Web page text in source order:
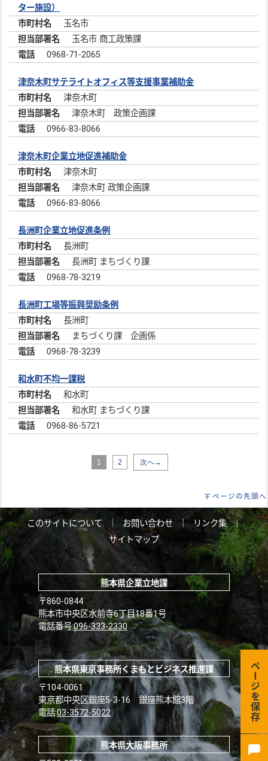
ター施設）
玉名市
玉名市 商工政策課
0968-71-2065
津奈木町サテライトオフィス等支援事業補助金
津奈木町
津奈木町 政策企画課
0966-83-8066
津奈木町企業立地促進補助金
津奈木町
津奈木町 政策企画課
0966-83-8066
長洲町企業立地促進条例
長洲町
長洲町 まちづくり課
0968-78-3219
長洲町工場等振興奨励条例
長洲町
まちづくり課 企画係
0968-78-3239
和水町不均一課税
和水町
和水町 まちづくり課
0968-86-5721
1 2 次へ→
ページの先頭へ
このサイトについて ｜ お問い合わせ ｜ リンク集 ｜
サイトマップ
熊本県企業立地課
〒860-0844
熊本市中央区水前寺6丁目18番1号
電話番号:096-333-2330
熊本県東京事務所くまもとビジネス推進課
〒104-0061
東京都中央区銀座5-3-16 銀座熊本館3階
電話:03-3572-5022
熊本県大阪事務所
ページを保存